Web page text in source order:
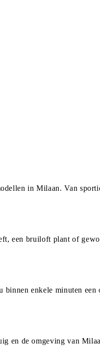
in Milaan. Van
een bruiloft plant of
enkele minuten een
en de omgeving van